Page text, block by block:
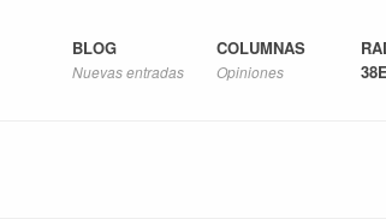
BLOG
Nuevas entradas
COLUMNAS
Opiniones